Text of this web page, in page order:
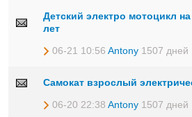
Детский электро мотоцикл
лет
06-21 10:56 Antony 1507 дней
Самокат взрослый
06-20 22:38 Antony 1507 дней